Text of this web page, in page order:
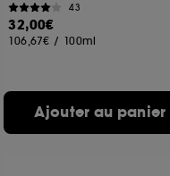
43
32,00€
106,67€ / 100ml
Ajouter au panier